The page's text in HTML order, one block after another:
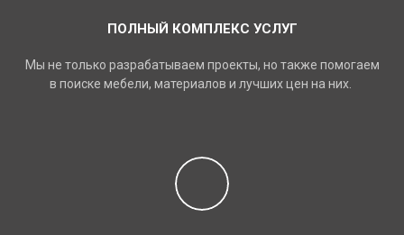
ПОЛНЫЙ КОМПЛЕКС УСЛУГ
Мы не только разрабатываем проекты, но также помогаем
в поиске мебели, материалов и лучших цен на них.